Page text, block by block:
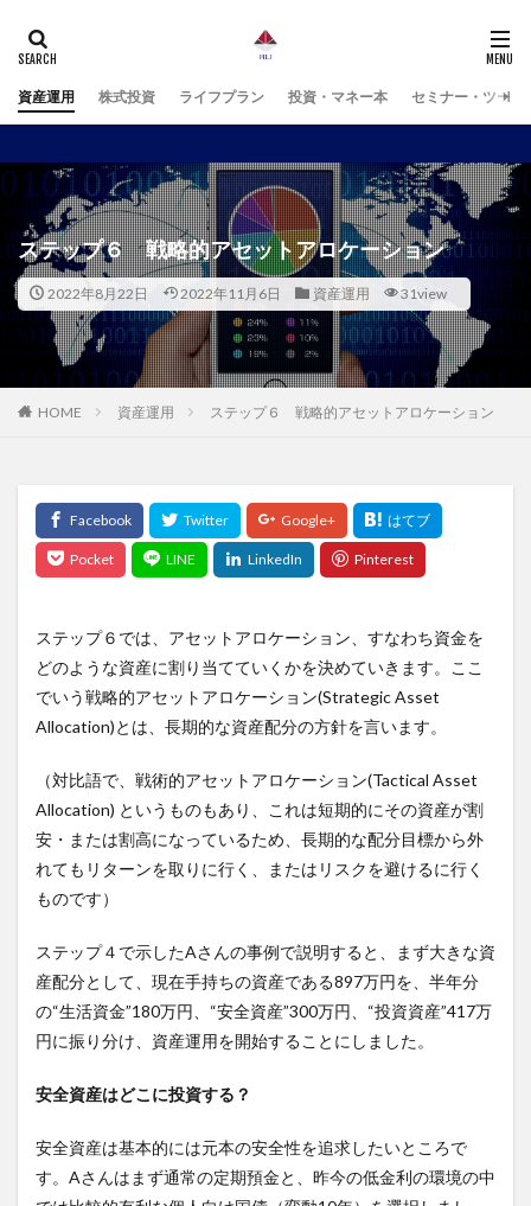
資産運用 株式投資 ライフプラン 投資・マネー本 セミナー・ツール
ステップ６ 戦略的アセットアロケーション
2022年8月22日 2022年11月6日 資産運用 31view
HOME 資産運用 ステップ６ 戦略的アセットアロケーション
ステップ６では、アセットアロケーション、すなわち資金を
どのような資産に割り当てていくかを決めていきます。ここ
でいう戦略的アセットアロケーション(Strategic Asset
Allocation)とは、長期的な資産配分の方針を言います。
（対比語で、戦術的アセットアロケーション(Tactical Asset
Allocation) というものもあり、これは短期的にその資産が割
安・または割高になっているため、長期的な配分目標から外
れてもリターンを取りに行く、またはリスクを避けるに行く
ものです）
ステップ４で示したAさんの事例で説明すると、まず大きな資
産配分として、現在手持ちの資産である897万円を、半年分
の“生活資金”180万円、“安全資産”300万円、“投資資産”417万
円に振り分け、資産運用を開始することにしました。
安全資産はどこに投資する？
安全資産は基本的には元本の安全性を追求したいところで
す。Aさんはまず通常の定期預金と、昨今の低金利の環境の中